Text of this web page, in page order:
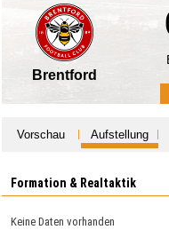
Brentford
Vorschau Aufstellung
Formation & Realtaktik
Keine Daten vorhanden